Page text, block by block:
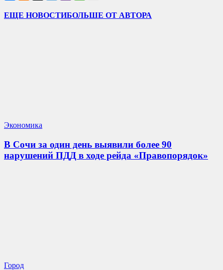
ЕЩЕ НОВОСТИБОЛЬШЕ ОТ АВТОРА
Экономика
В Сочи за один день выявили более 90
нарушений ПДД в ходе рейда «Правопорядок»
Город